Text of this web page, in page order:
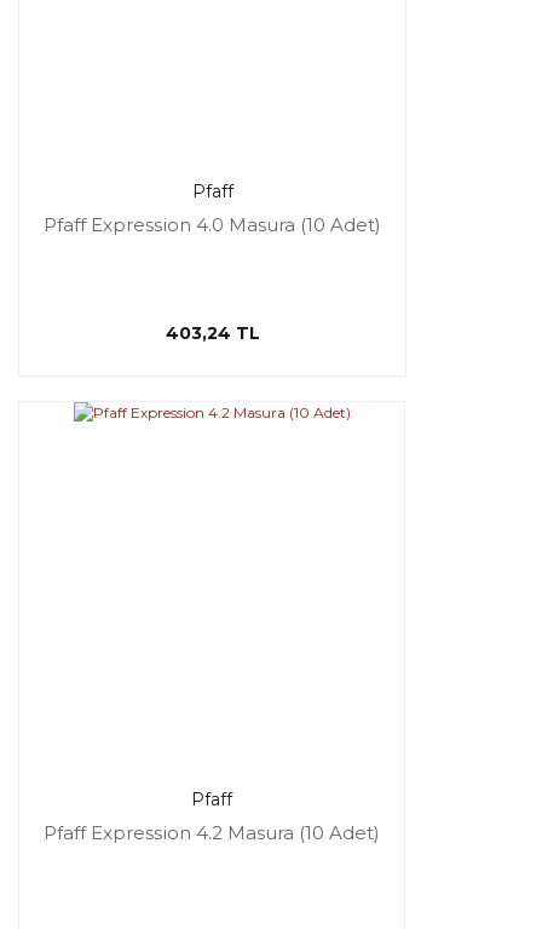
Pfaff
Pfaff Expression 4.0 Masura (10 Adet)
403,24 TL
Pfaff
Pfaff Expression 4.2 Masura (10 Adet)